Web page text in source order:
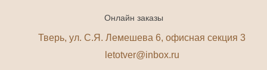
Онлайн заказы
Тверь, ул. С.Я. Лемешева 6, офисная секция 3
letotver@inbox.ru